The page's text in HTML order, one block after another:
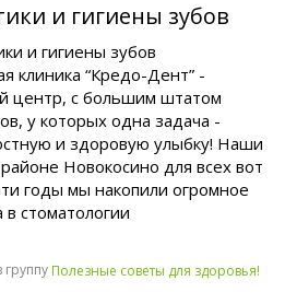
и гигиены зубов
и гигиены зубов
клиника “Кредо-Дент” -
центр, с большим штатом
у которых одна задача -
и здоровую улыбку! Наши
Новокосино для всех вот
годы мы накопили огромное
в стоматологии
группу Полезные советы для здоровья!